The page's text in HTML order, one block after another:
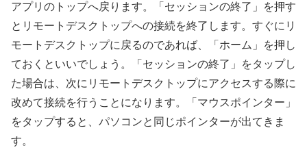
アプリのトップへ戻ります。「セッションの終了」を押す
とリモートデスクトップへの接続を終了します。すぐにリ
モートデスクトップに戻るのであれば、「ホーム」を押し
ておくといいでしょう。「セッションの終了」をタップし
た場合は、次にリモートデスクトップにアクセスする際に
改めて接続を行うことになります。「マウスポインター」
をタップすると、パソコンと同じポインターが出てきま
す。